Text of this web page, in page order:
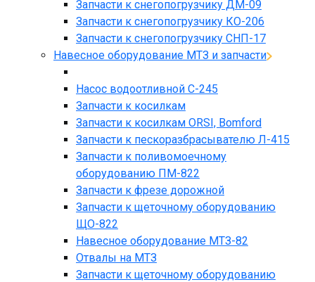
Запчасти к снегопогрузчику ДМ-09
Запчасти к снегопогрузчику КО-206
Запчасти к снегопогрузчику СНП-17
Навесное оборудование МТЗ и запчасти
Насос водоотливной С-245
Запчасти к косилкам
Запчасти к косилкам ORSI, Bomford
Запчасти к пескоразбрасывателю Л-415
Запчасти к поливомоечному
оборудованию ПМ-822
Запчасти к фрезе дорожной
Запчасти к щеточному оборудованию
ЩО-822
Навесное оборудование МТЗ-82
Отвалы на МТЗ
Запчасти к щеточному оборудованию